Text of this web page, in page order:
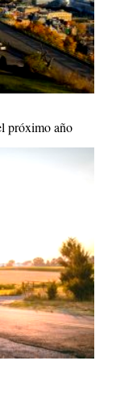
próximo año